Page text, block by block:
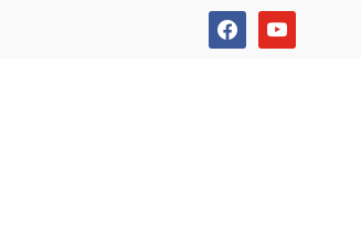
facebookyoutube